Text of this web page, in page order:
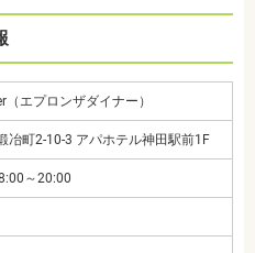
（エプロンザダイナー）
冶町2-10-3 アパホテル神田駅前1F
～20:00